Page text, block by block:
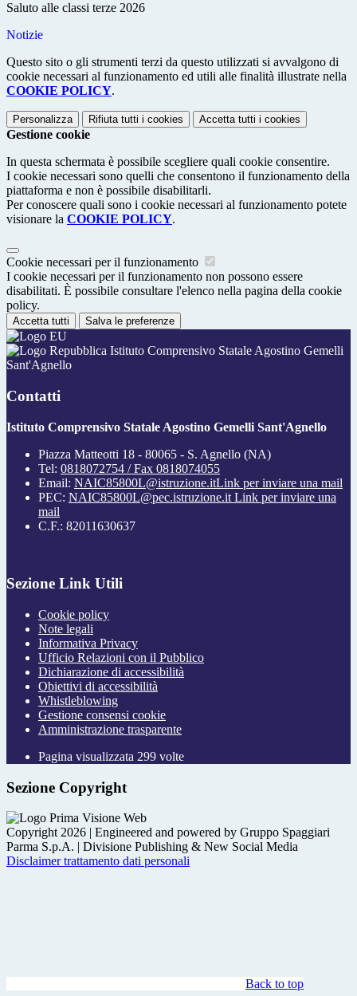
Saluto alle classi terze 2026
Notizie
Questo sito o gli strumenti terzi da questo utilizzati si avvalgono di
cookie necessari al funzionamento ed utili alle finalità illustrate nella
COOKIE POLICY.
Personalizza Rifiuta tutti i cookies Accetta tutti i cookies
Gestione cookie
In questa schermata è possibile scegliere quali cookie consentire.
I cookie necessari sono quelli che consentono il funzionamento della
piattaforma e non è possibile disabilitarli.
Per conoscere quali sono i cookie necessari al funzionamento potete
visionare la COOKIE POLICY.
Cookie necessari per il funzionamento
I cookie necessari per il funzionamento non possono essere
disabilitati. È possibile consultare l'elenco nella pagina della cookie
policy.
Accetta tutti Salva le preferenze
Istituto Comprensivo Statale Agostino Gemelli
Sant'Agnello
Contatti
Istituto Comprensivo Statale Agostino Gemelli Sant'Agnello
Piazza Matteotti 18 - 80065 - S. Agnello (NA)
Tel: 0818072754 / Fax 0818074055
Email: NAIC85800L@istruzione.itLink per inviare una mail
PEC: NAIC85800L@pec.istruzione.it Link per inviare una
mail
C.F.: 82011630637
Sezione Link Utili
Cookie policy
Note legali
Informativa Privacy
Ufficio Relazioni con il Pubblico
Dichiarazione di accessibilità
Obiettivi di accessibilità
Whistleblowing
Gestione consensi cookie
Amministrazione trasparente
Pagina visualizzata 299 volte
Sezione Copyright
Copyright 2026 | Engineered and powered by Gruppo Spaggiari
Parma S.p.A. | Divisione Publishing & New Social Media
Disclaimer trattamento dati personali
Back to top